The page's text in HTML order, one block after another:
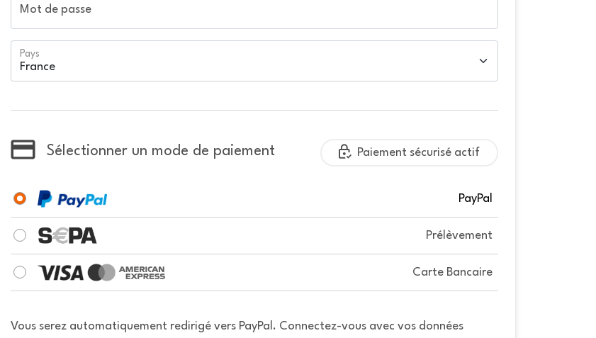
Mot de passe
Pays
Sélectionner un mode de paiement Paiement sécurisé actif
PayPal
Prélèvement
Carte Bancaire
Vous serez automatiquement redirigé vers PayPal. Connectez-vous avec vos données